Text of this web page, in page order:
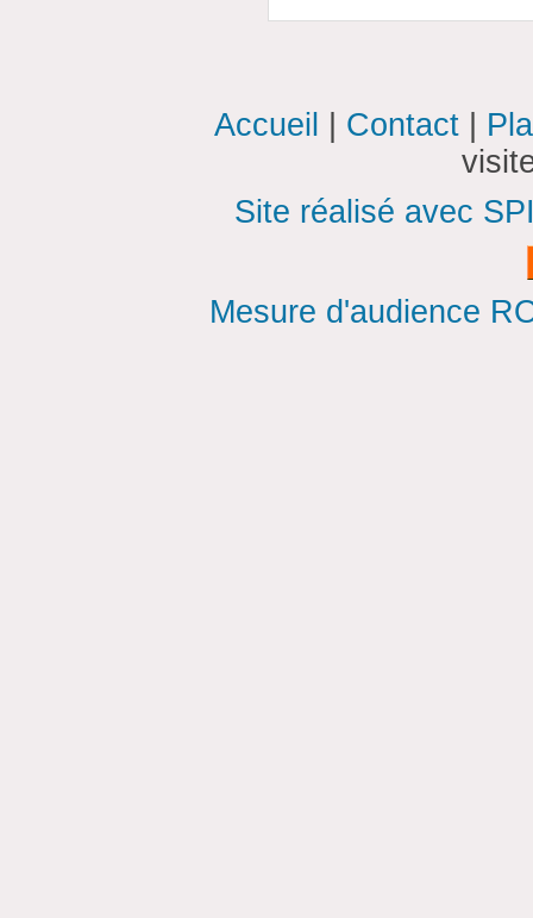
Accueil Contact
Site réalisé avec
Mesure d'audience